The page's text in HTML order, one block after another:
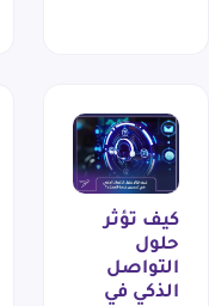
كيف تؤثر
حلول
التواصل
الذكي في